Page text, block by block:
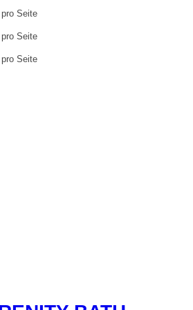
Seite
Seite
Seite